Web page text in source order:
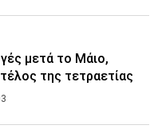
μετά το Μάιο,
της τετραετίας